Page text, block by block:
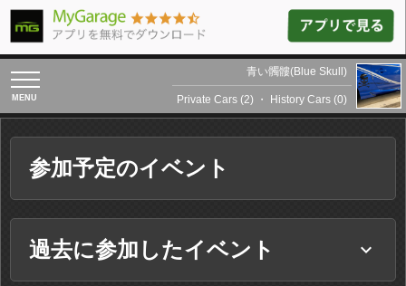
toggle
navigation
青い髑髏(Blue Skull)
Private Cars (2) ・ History Cars (0)
参加予定のイベント
過去に参加したイベント keyboard_arrow_down